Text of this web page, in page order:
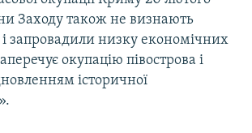
Заходу також не визнають
запровадили низку економічних
окупацію півострова і
історичної